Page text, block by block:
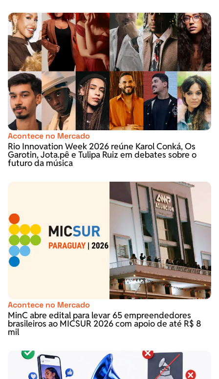
Acontece no Mercado
Rio Innovation Week 2026 reúne Karol Conká, Os
Garotin, Jota.pê e Tulipa Ruiz em debates sobre o
futuro da música
Acontece no Mercado
MinC abre edital para levar 65 empreendedores
brasileiros ao MICSUR 2026 com apoio de até R$ 8
mil